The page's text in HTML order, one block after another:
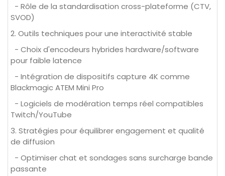
- Rôle de la standardisation cross-plateforme (CTV,
SVOD)
2. Outils techniques pour une interactivité stable
- Choix d'encodeurs hybrides hardware/software
pour faible latence
- Intégration de dispositifs capture 4K comme
Blackmagic ATEM Mini Pro
- Logiciels de modération temps réel compatibles
Twitch/YouTube
3. Stratégies pour équilibrer engagement et qualité
de diffusion
- Optimiser chat et sondages sans surcharge bande
passante